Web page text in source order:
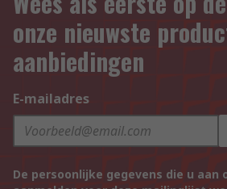
onze nieuwste
aanbiedingen
E-mailadres
De persoonlijke gegevens die u